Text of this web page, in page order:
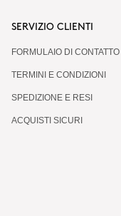
SERVIZIO CLIENTI
FORMULAIO DI CONTATTO
TERMINI E CONDIZIONI
SPEDIZIONE E RESI
ACQUISTI SICURI